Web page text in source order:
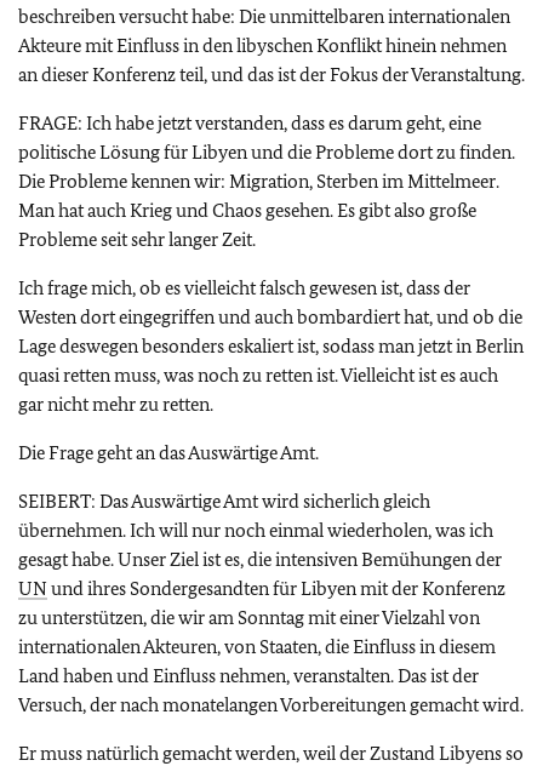
beschreiben versucht habe: Die unmittelbaren internationalen
Akteure mit Einfluss in den libyschen Konflikt hinein nehmen
an dieser Konferenz teil, und das ist der Fokus der Veranstaltung.
FRAGE: Ich habe jetzt verstanden, dass es darum geht, eine
politische Lösung für Libyen und die Probleme dort zu finden.
Die Probleme kennen wir: Migration, Sterben im Mittelmeer.
Man hat auch Krieg und Chaos gesehen. Es gibt also große
Probleme seit sehr langer Zeit.
Ich frage mich, ob es vielleicht falsch gewesen ist, dass der
Westen dort eingegriffen und auch bombardiert hat, und ob die
Lage deswegen besonders eskaliert ist, sodass man jetzt in Berlin
quasi retten muss, was noch zu retten ist. Vielleicht ist es auch
gar nicht mehr zu retten.
Die Frage geht an das Auswärtige Amt.
SEIBERT: Das Auswärtige Amt wird sicherlich gleich
übernehmen. Ich will nur noch einmal wiederholen, was ich
gesagt habe. Unser Ziel ist es, die intensiven Bemühungen der
UNund ihres Sondergesandten für Libyen mit der Konferenz
zu unterstützen, die wir am Sonntag mit einer Vielzahl von
internationalen Akteuren, von Staaten, die Einfluss in diesem
Land haben und Einfluss nehmen, veranstalten. Das ist der
Versuch, der nach monatelangen Vorbereitungen gemacht wird.
Er muss natürlich gemacht werden, weil der Zustand Libyens so